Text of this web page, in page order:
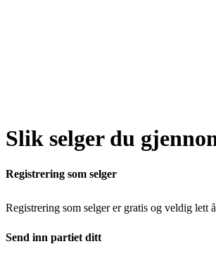
Slik selger du
Registrering som selger
Registrering som selger er gratis og veldig lett
Send inn partiet ditt